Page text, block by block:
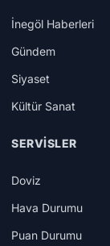
İnegöl Haberleri
Gündem
Siyaset
Kültür Sanat
SERVISLER
Doviz
Hava Durumu
Puan Durumu